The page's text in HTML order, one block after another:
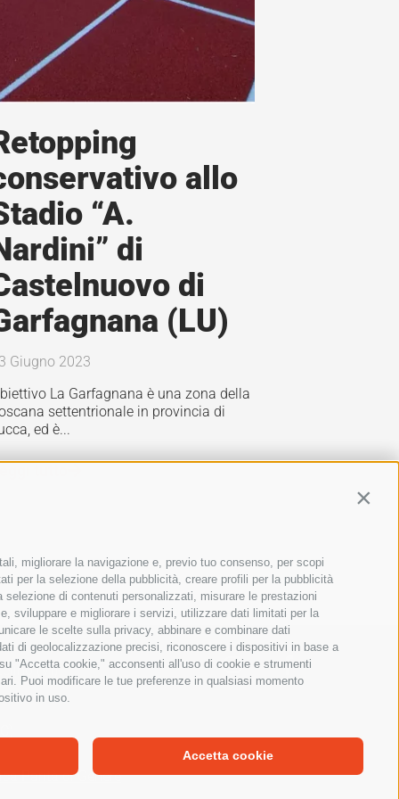
migliorare la navigazione e, previo tuo consenso, per scopi
per la selezione della pubblicità, creare profili per la pubblicità
di contenuti personalizzati, misurare le prestazioni
sviluppare e migliorare i servizi, utilizzare dati limitati per la
le scelte sulla privacy, abbinare e combinare dati
di geolocalizzazione precisi, riconoscere i dispositivi in base a
"Accetta cookie," acconsenti all'uso di cookie e strumenti
Puoi modificare le tue preferenze in qualsiasi momento
in uso.
Accetta cookie
allo
“A.
di
di
(LU)
Giugno 2023
La Garfagnana è una zona della
settentrionale in provincia di
ed è...
(VI)
Parità di Genere